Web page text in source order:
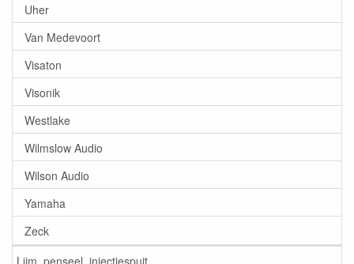
Uher
Van Medevoort
Visaton
Visonik
Westlake
Wilmslow Audio
Wilson Audio
Yamaha
Zeck
Lijm, penseel, injectiespuit